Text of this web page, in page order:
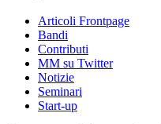
Articoli Frontpage
Bandi
Contributi
MM su Twitter
Notizie
Seminari
Start-up